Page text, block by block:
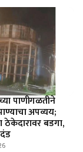
पाणीगळतीने
अपव्यय;
ठेकेदारावर बडगा,